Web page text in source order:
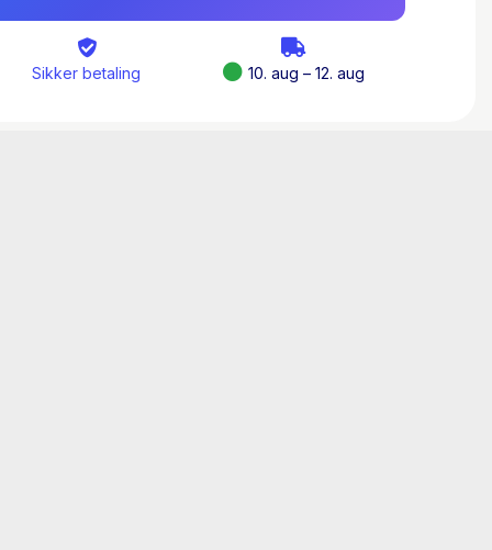
CYKELMYGGEN EGON, der skal
cykelstierne.
Sikker betaling 10. aug – 12. aug